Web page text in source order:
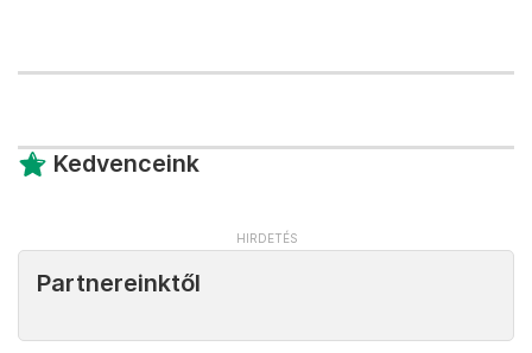
Kedvenceink
Partnereinktől